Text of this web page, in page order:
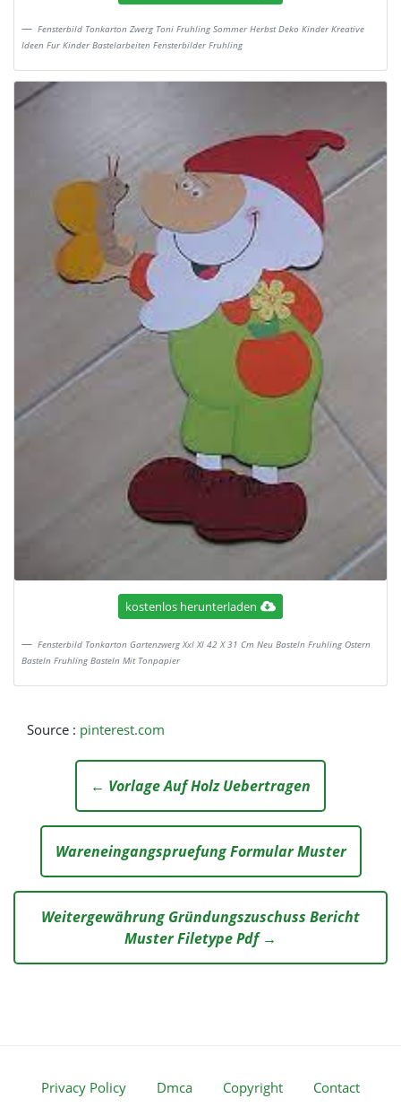
Fensterbild Tonkarton Zwerg Toni Fruhling Sommer Herbst Deko Kinder Kreative
Ideen Fur Kinder Bastelarbeiten Fensterbilder Fruhling
kostenlos herunterladen
Fensterbild Tonkarton Gartenzwerg Xxl Xl 42 X 31 Cm Neu Basteln Fruhling Ostern
Basteln Fruhling Basteln Mit Tonpapier
Source : pinterest.com
← Vorlage Auf Holz Uebertragen
Wareneingangspruefung Formular Muster
Weitergewährung Gründungszuschuss Bericht
Muster Filetype Pdf →
Privacy Policy Dmca Copyright Contact